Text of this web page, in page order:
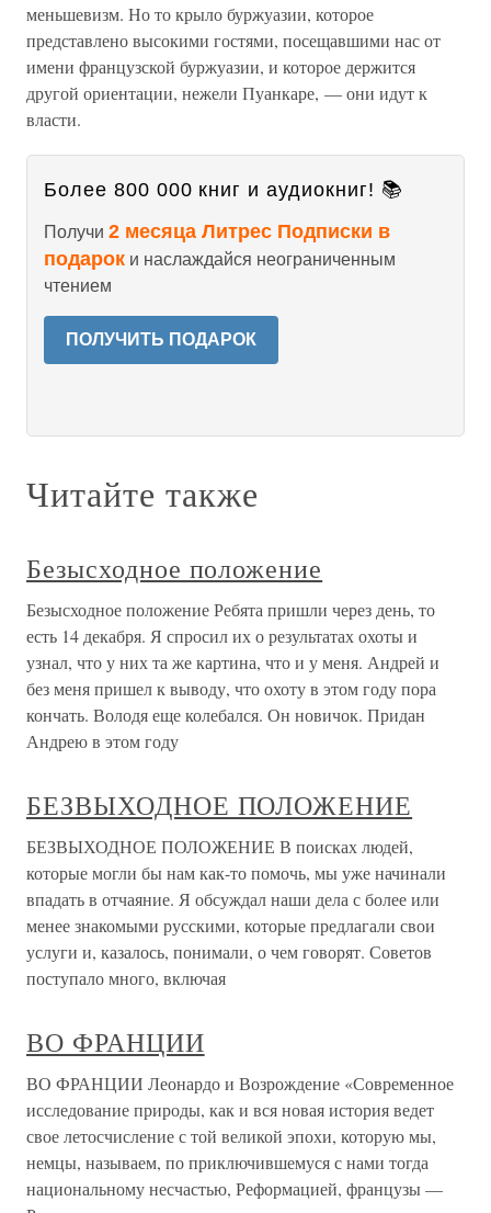
меньшевизм. Но то крыло буржуазии, которое
представлено высокими гостями, посещавшими нас от
имени французской буржуазии, и которое держится
другой ориентации, нежели Пуанкаре, — они идут к
власти.
Более 800 000 книг и аудиокниг! 📚
Получи 2 месяца Литрес Подписки в
подарок и наслаждайся неограниченным
чтением
ПОЛУЧИТЬ ПОДАРОК
Читайте также
Безысходное положение
Безысходное положение Ребята пришли через день, то
есть 14 декабря. Я спросил их о результатах охоты и
узнал, что у них та же картина, что и у меня. Андрей и
без меня пришел к выводу, что охоту в этом году пора
кончать. Володя еще колебался. Он новичок. Придан
Андрею в этом году
БЕЗВЫХОДНОЕ ПОЛОЖЕНИЕ
БЕЗВЫХОДНОЕ ПОЛОЖЕНИЕ В поисках людей,
которые могли бы нам как-то помочь, мы уже начинали
впадать в отчаяние. Я обсуждал наши дела с более или
менее знакомыми русскими, которые предлагали свои
услуги и, казалось, понимали, о чем говорят. Советов
поступало много, включая
ВО ФРАНЦИИ
ВО ФРАНЦИИ Леонардо и Возрождение «Современное
исследование природы, как и вся новая история ведет
свое летосчисление с той великой эпохи, которую мы,
немцы, называем, по приключившемуся с нами тогда
национальному несчастью, Реформацией, французы —